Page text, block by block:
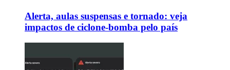
Alerta, aulas suspensas e tornado: veja
impactos de ciclone-bomba pelo país